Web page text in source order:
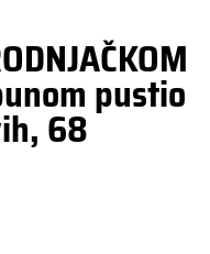
pustio
68